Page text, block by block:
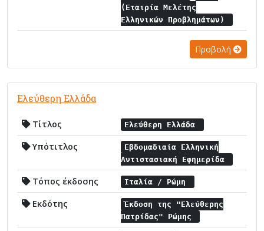
(Εταιρία Μελέτης
Ελληνικών Προβλημάτων)
Προβολή
Ελεύθερη Ελλάδα
Τίτλος Ελεύθερη Ελλάδα
Υπότιτλος
Εβδομαδιαία Ελληνική
Αντιστασιακή Εφημερίδα
Τόπος έκδοσης Ιταλία / Ρώμη
Εκδότης
Έκδοση της "Ελεύθερης
Πατρίδας" Ρώμης